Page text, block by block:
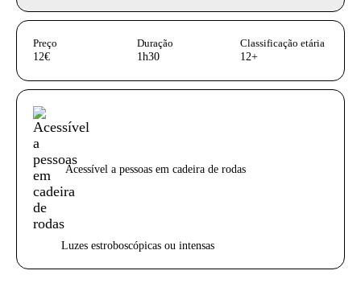
InformaÃ§Ã£o adicional
Preço
12€
Duração
1h30
Classificação etária
12+
Acessibilidades do espetáculo
Acessível a pessoas em cadeira de rodas
Luzes estroboscópicas ou intensas